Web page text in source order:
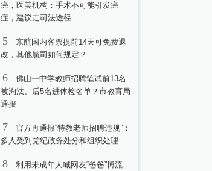
癌，医美机构：手术不可能引发癌
症，建议走司法途径
5
东航国内客票提前14天可免费退
改，其他航司如何规定？
6
佛山一中学教师招聘笔试前13名
被淘汰、后5名进体检名单？市教育局
通报
7
官方再通报“特教老师招聘违规”：
多人受到党纪政务处分和组织处理
8
利用未成年人喊网友“爸爸”博流